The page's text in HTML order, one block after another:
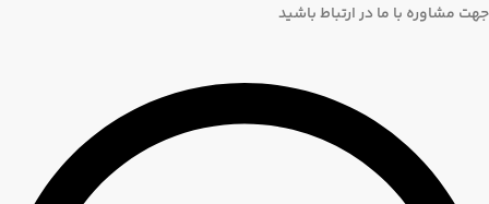
جهت مشاوره با ما در ارتباط باشید